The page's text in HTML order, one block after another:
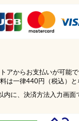
アからお支払いが可能で
は一律440円（税込）と
内に、決済方法入力画